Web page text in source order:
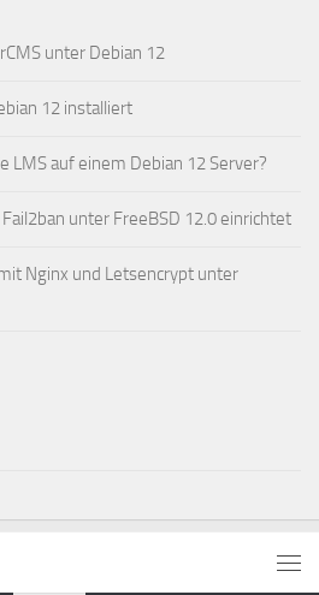
unter Debian 12
12 installiert
LMS auf einem Debian 12 Server?
unter FreeBSD 12.0 einrichtet
Nginx und Letsencrypt unter